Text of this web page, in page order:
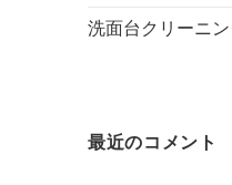
洗面台クリーニ
最近のコメント